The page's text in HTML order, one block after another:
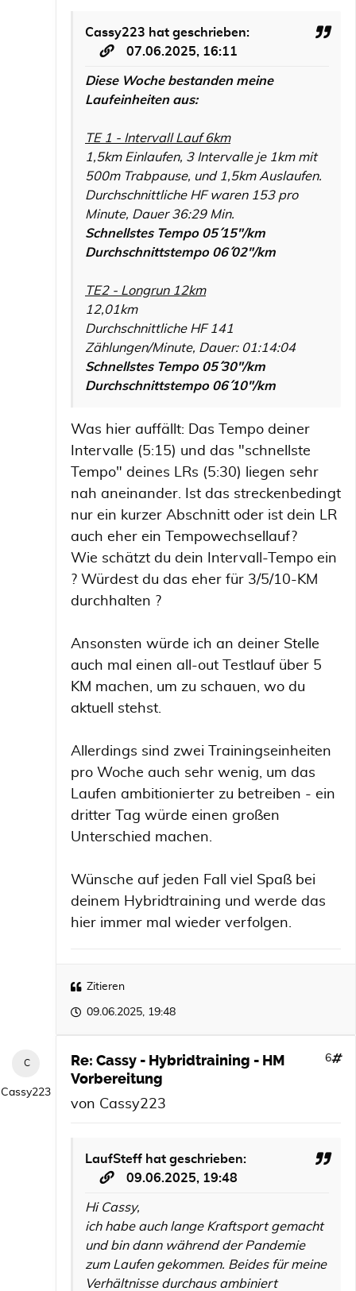
Cassy223 hat geschrieben:
07.06.2025, 16:11
Diese Woche bestanden meine
Laufeinheiten aus:
TE 1 - Intervall Lauf 6km
1,5km Einlaufen, 3 Intervalle je 1km mit
500m Trabpause, und 1,5km Auslaufen.
Durchschnittliche HF waren 153 pro
Minute, Dauer 36:29 Min.
Schnellstes Tempo 05´´ 15"/km
Durchschnittstempo 06´´ 02"/km
TE2 - Longrun 12km
12,01km
Durchschnittliche HF 141
Zählungen/Minute, Dauer: 01:14:04
Schnellstes Tempo 05´´ 30"/km
Durchschnittstempo 06´´ 10"/km
Was hier auffällt: Das Tempo deiner
Intervalle (5:15) und das "schnellste
Tempo" deines LRs (5:30) liegen sehr
nah aneinander. Ist das streckenbedingt
nur ein kurzer Abschnitt oder ist dein LR
auch eher ein Tempowechsellauf?
Wie schätzt du dein Intervall-Tempo ein
? Würdest du das eher für 3/5/10-KM
durchhalten ?
Ansonsten würde ich an deiner Stelle
auch mal einen all-out Testlauf über 5
KM machen, um zu schauen, wo du
aktuell stehst.
Allerdings sind zwei Trainingseinheiten
pro Woche auch sehr wenig, um das
Laufen ambitionierter zu betreiben - ein
dritter Tag würde einen großen
Unterschied machen.
Wünsche auf jeden Fall viel Spaß bei
deinem Hybridtraining und werde das
hier immer mal wieder verfolgen.
Zitieren
09.06.2025, 19:48
Cassy223
Re: Cassy - Hybridtraining - HM
Vorbereitung
6
von Cassy223
LaufSteff hat geschrieben:
09.06.2025, 19:48
Hi Cassy,
ich habe auch lange Kraftsport gemacht
und bin dann während der Pandemie
zum Laufen gekommen. Beides für meine
Verhältnisse durchaus ambiniert